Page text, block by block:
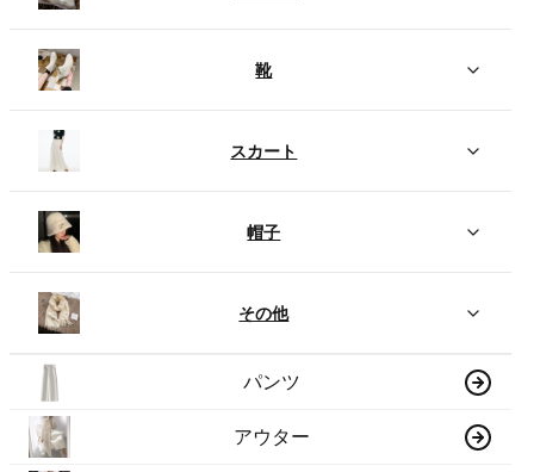
靴
スカート
帽子
その他
パンツ
アウター